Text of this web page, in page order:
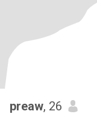
preaw, 26